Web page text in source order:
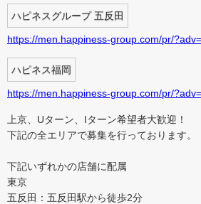
ハピネスグループ 五反田
https://men.happiness-group.com/pr/
ハピネス福岡
https://men.happiness-group.com/pr/
上京、Uターン、Iターン希望者大歓迎！
下記の全エリアで募集を行っております。
下記いずれかの店舗に配属
東京
五反田：五反田駅から徒歩2分